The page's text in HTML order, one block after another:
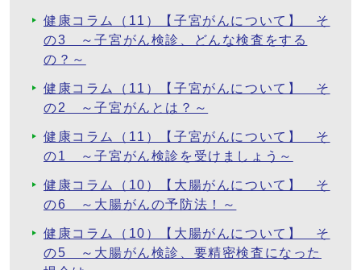
健康コラム（11）【子宮がんについて】 そ
の3 ～子宮がん検診、どんな検査をする
の？～
健康コラム（11）【子宮がんについて】 そ
の2 ～子宮がんとは？～
健康コラム（11）【子宮がんについて】 そ
の1 ～子宮がん検診を受けましょう～
健康コラム（10）【大腸がんについて】 そ
の6 ～大腸がんの予防法！～
健康コラム（10）【大腸がんについて】 そ
の5 ～大腸がん検診、要精密検査になった